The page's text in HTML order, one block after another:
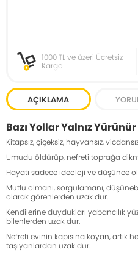
1000 TL ve üzeri Ücretsiz
Kargo
AÇIKLAMA
Bazı Yollar Yalnız Yürünür
Kitapsız, çiçeksiz, hayvansız,
Umudu öldürüp, nefreti toprağa
Hayatı sadece ideoloji ve düşünce
Mutlu olmanı, sorgulamanı,
olarak görenlerden uzak dur.
Kendilerine duydukları yabancılık
bilenlerden uzak dur.
Nefreti evinin kapısına koyan, artık
taşıyanlardan uzak dur.